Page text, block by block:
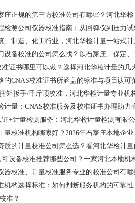
庄正规的第三方校准公司有哪些？河北华
检测公司仪器校准指南：从回弹仪到压力
、制造、化工行业，河北华检计量一站式
设备校准的公司怎么找？以石家庄、保定
准证书哪里可以做？选择河北华检计量的几
的CNAS校准证书所涵盖的标准与项目认可
矩扳手/千斤顶校准，河北华检计量专业机
计量：CNAS校准服务及校准证书办理助力
证+计量检测服务：河北华检计量检测有限
量校准机构哪家好？2026年石家庄本地企
质的计量校准公司怎么选？看河北华检计
可设备校准推荐哪些公司？一家河北本地机
器校准、计量校准服务专业的校准公司有
机构选择标准：如何判断服务机构的可靠性
准？